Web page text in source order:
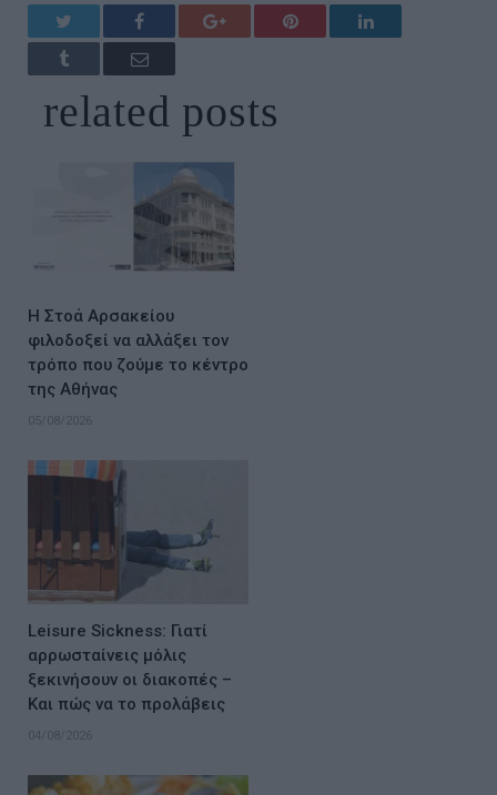
Facebook Google+ Pinterest LinkedIn
Tumblr Email
related posts
Η Στοά Αρσακείου
φιλοδοξεί να αλλάξει τον
τρόπο που ζούμε το κέντρο
της Αθήνας
05/08/2026
Leisure Sickness: Γιατί
αρρωσταίνεις μόλις
ξεκινήσουν οι διακοπές –
Και πώς να το προλάβεις
04/08/2026